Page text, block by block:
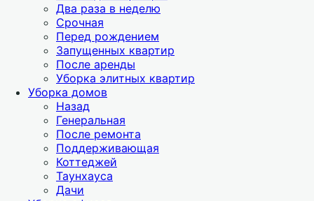
Два раза в неделю
Срочная
Перед рождением
Запущенных квартир
После аренды
Уборка элитных квартир
Уборка домов
Назад
Генеральная
После ремонта
Поддерживающая
Коттеджей
Таунхауса
Дачи